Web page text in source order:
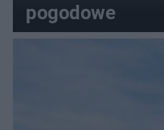
pogodowe